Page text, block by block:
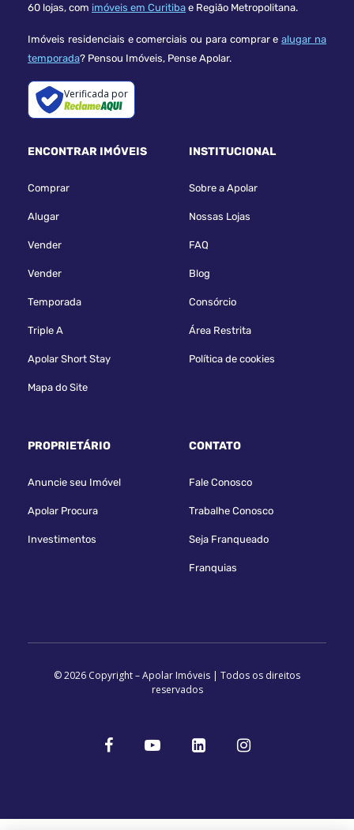
60 lojas, com imóveis em Curitiba e Região Metropolitana.
Imóveis residenciais e comerciais ou para comprar ealugar na
temporada? Pensou Imóveis, Pense Apolar.
Verificada por
ENCONTRAR IMÓVEIS
Comprar
Alugar
Vender
Vender
Temporada
Triple A
Apolar Short Stay
Mapa do Site
INSTITUCIONAL
Sobre a Apolar
Nossas Lojas
FAQ
Blog
Consórcio
Área Restrita
Política de cookies
PROPRIETÁRIO
Anuncie seu Imóvel
Apolar Procura
Investimentos
CONTATO
Fale Conosco
Trabalhe Conosco
Seja Franqueado
Franquias
© 2026 Copyright – Apolar Imóveis | Todos os direitos
reservados